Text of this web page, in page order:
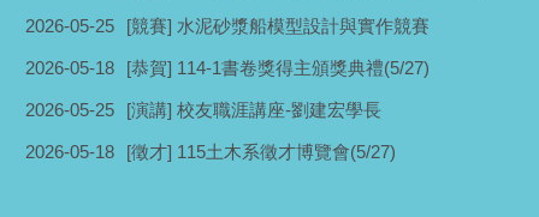
2026-05-25 [競賽] 水泥砂漿船模型設計與實作競賽
2026-05-18 [恭賀] 114-1書卷獎得主頒獎典禮(5/27)
2026-05-25 [演講] 校友職涯講座-劉建宏學長
2026-05-18 [徵才] 115土木系徵才博覽會(5/27)